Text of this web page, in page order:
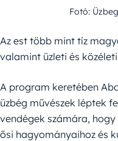
Fotó:
Az est több mint tíz
valamint üzleti és
A program keretében
üzbég művészek léptek
vendégek számára,
ősi hagyományaihoz és